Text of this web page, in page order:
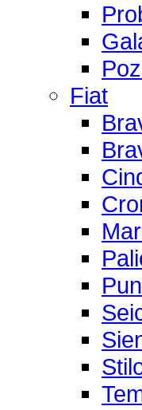
Fiat